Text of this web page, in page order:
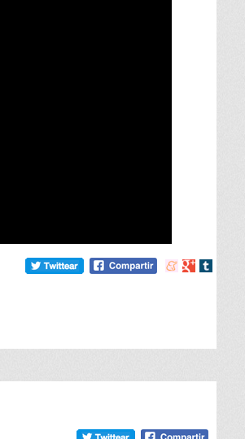
Compartir
Compartir
Compartir